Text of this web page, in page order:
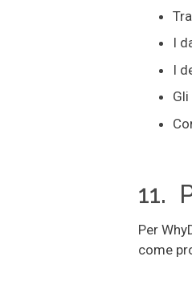
I
I
11.
Per
come